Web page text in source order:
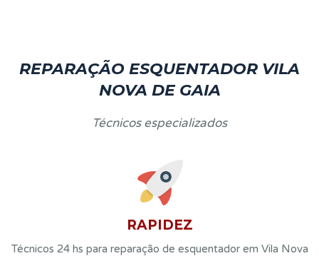
REPARAÇÃO ESQUENTADOR VILA
NOVA DE GAIA
Técnicos especializados
RAPIDEZ
Técnicos 24 hs para reparação de esquentador em Vila Nova